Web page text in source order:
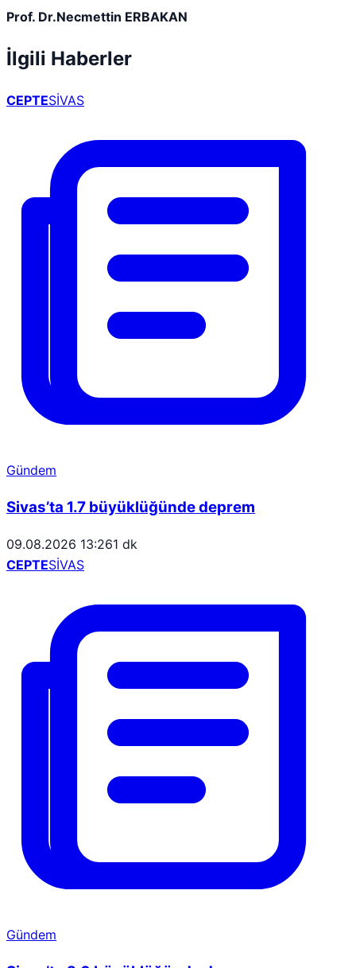
Prof. Dr.Necmettin ERBAKAN
İlgili Haberler
CEPTESİVAS
Gündem
Sivas’ta 1.7 büyüklüğünde deprem
09.08.2026 13:261 dk
CEPTESİVAS
Gündem